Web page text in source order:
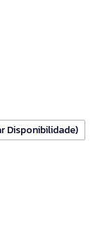
Disponibilidade)